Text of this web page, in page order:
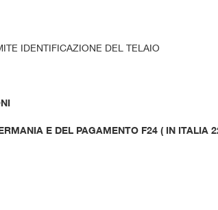
IDENTIFICAZIONE DEL TELAIO
E DEL PAGAMENTO F24 ( IN ITALIA